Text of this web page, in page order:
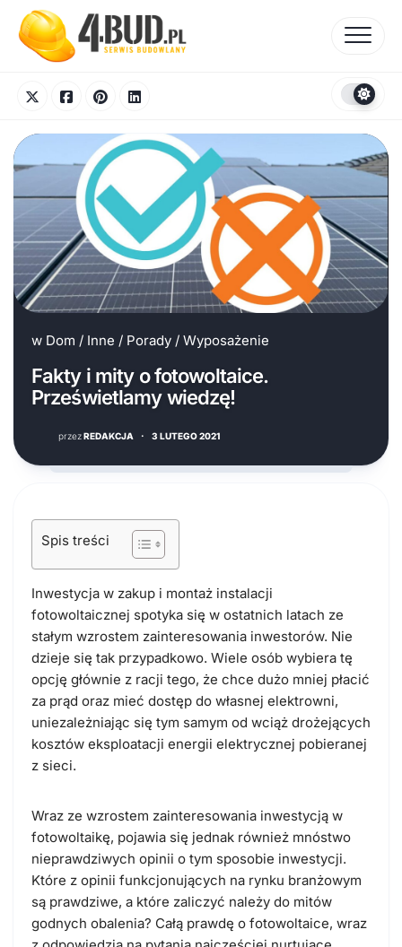
content
w Dom / Inne / Porady / Wyposażenie
Fakty i mity o fotowoltaice.
Prześwietlamy wiedzę!
przezREDAKCJA · 3 LUTEGO 2021
Spis treści
Inwestycja w zakup i montaż instalacji
fotowoltaicznej spotyka się w ostatnich latach ze
stałym wzrostem zainteresowania inwestorów. Nie
dzieje się tak przypadkowo. Wiele osób wybiera tę
opcję głównie z racji tego, że chce dużo mniej płacić
za prąd oraz mieć dostęp do własnej elektrowni,
uniezależniając się tym samym od wciąż drożejących
kosztów eksploatacji energii elektrycznej pobieranej
z sieci.
Wraz ze wzrostem zainteresowania inwestycją w
fotowoltaikę, pojawia się jednak również mnóstwo
nieprawdziwych opinii o tym sposobie inwestycji.
Które z opinii funkcjonujących na rynku branżowym
są prawdziwe, a które zaliczyć należy do mitów
godnych obalenia? Całą prawdę o fotowoltaice, wraz